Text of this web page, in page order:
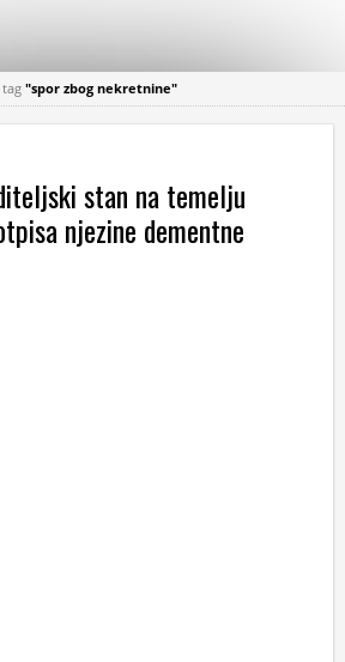
"spor zbog nekretnine"
stan na temelju
njezine dementne